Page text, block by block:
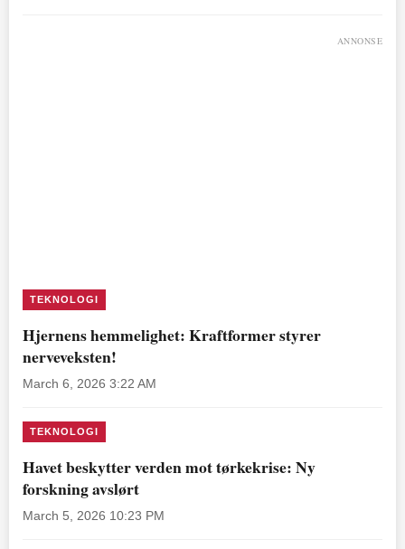
ANNONSE
TEKNOLOGI
Hjernens hemmelighet: Kraftformer styrer
nerveveksten!
March 6, 2026 3:22 AM
TEKNOLOGI
Havet beskytter verden mot tørkekrise: Ny
forskning avslørt
March 5, 2026 10:23 PM